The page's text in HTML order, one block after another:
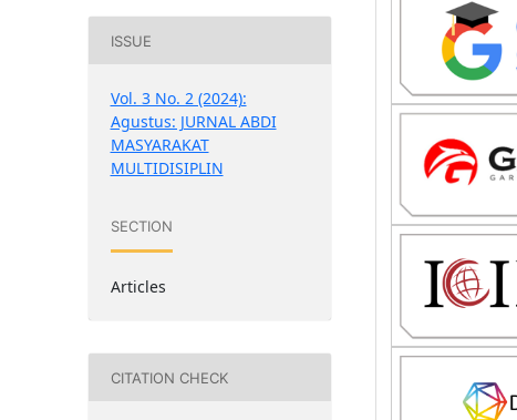
ISSUE
Vol. 3 No. 2 (2024):
Agustus: JURNAL ABDI
MASYARAKAT
MULTIDISIPLIN
SECTION
Articles
CITATION CHECK